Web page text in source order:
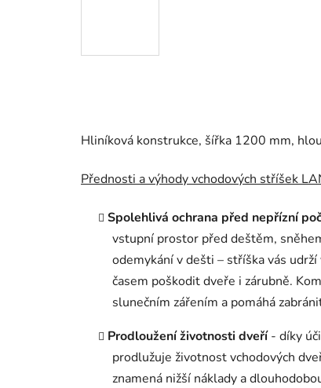
Hliníková konstrukce, šířka 1200 mm,
Přednosti a výhody vchodových stříšek
Spolehlivá ochrana před nepřízní
vstupní prostor před deštěm,
odemykání v dešti – stříška vás
časem poškodit dveře i zárubně.
slunečním zářením a pomáhá
Prodloužení životnosti dveří- díky
prodlužuje životnost vchodových
znamená nižší náklady a